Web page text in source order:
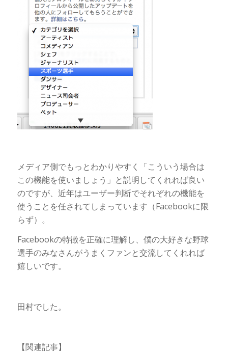
メディア側でもっとわかりやすく「こういう場合は
この機能を使いましょう」と説明してくれれば良い
のですが、近年はユーザー判断でそれぞれの機能を
使うことを任されてしまっています（Facebookに限
らず）。
Facebookの特徴を正確に理解し、僕の大好きな野球
選手のみなさんがうまくファンと交流してくれれば
嬉しいです。
田村でした。
【関連記事】